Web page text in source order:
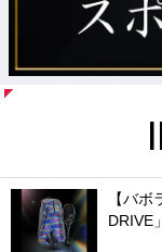
【バ
DRIVE